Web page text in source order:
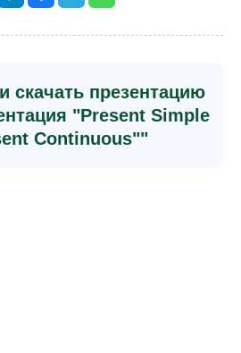
скачать презентацию
"Present Simple
Continuous""